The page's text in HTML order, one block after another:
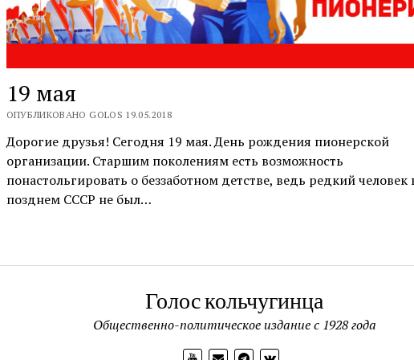
19 мая
ОПУБЛИКОВАНО GOLOS 19.05.2018
Дорогие друзья! Сегодня 19 мая. День рождения пионерской
организации. Старшим поколениям есть возможность
понастольгировать о беззаботном детстве, ведь редкий человек
позднем СССР не был…
Голос кольчугинца
Общественно-политическое издание с 1928 года